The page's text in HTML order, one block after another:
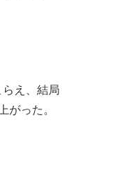
え、結局
った。